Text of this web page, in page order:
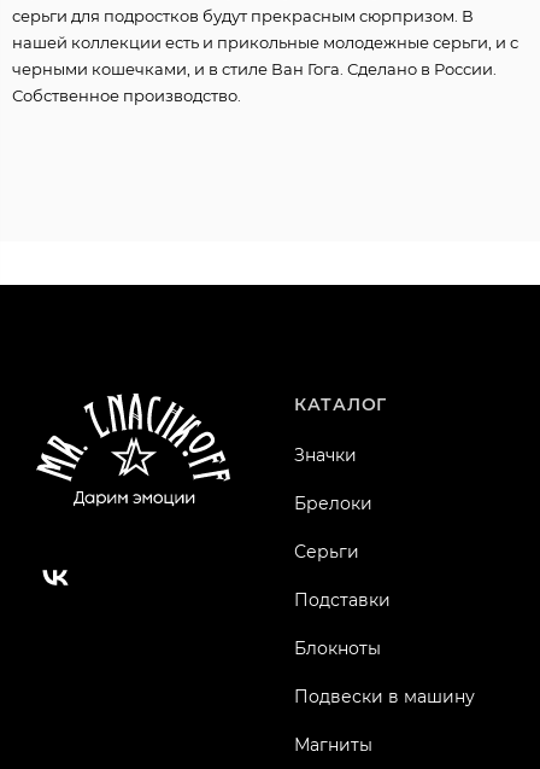
серьги для подростков будут прекрасным сюрпризом. В
нашей коллекции есть и прикольные молодежные серьги, и с
черными кошечками, и в стиле Ван Гога. Сделано в России.
Собственное производство.
КАТАЛОГ
Значки
Брелоки
Серьги
Подставки
Блокноты
Подвески в машину
Магниты